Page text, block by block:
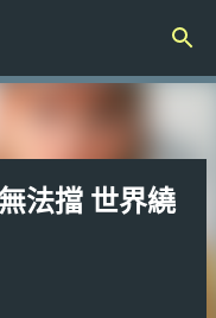
法擋 世界繞